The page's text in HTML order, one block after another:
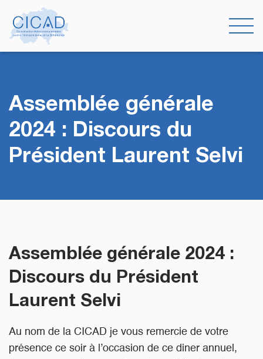
Assemblée générale
2024 : Discours du
Président Laurent Selvi
Assemblée générale 2024 :
Discours du Président
Laurent Selvi
Au nom de la CICAD je vous remercie de votre
présence ce soir à l’occasion de ce diner annuel,